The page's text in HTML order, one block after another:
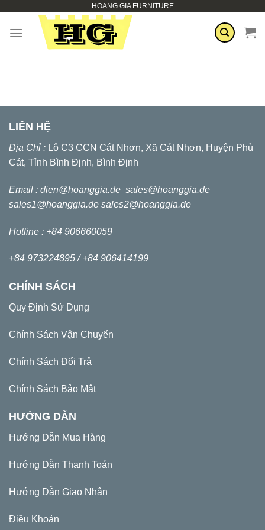
springen
HOANG GIA FURNITURE
LIÊN HỆ
Địa Chỉ : Lô C3 CCN Cát Nhơn, Xã Cát Nhơn, Huyện Phù
Cát, Tỉnh Bình Định, Bình Định
Email : dien@hoanggia.de sales@hoanggia.de
sales1@hoanggia.de sales2@hoanggia.de
Hotline : +84 906660059
+84 973224895 /+84 906414199
CHÍNH SÁCH
Quy Định Sử Dụng
Chính Sách Vận Chuyển
Chính Sách Đổi Trả
Chính Sách Bảo Mật
HƯỚNG DẪN
Hướng Dẫn Mua Hàng
Hướng Dẫn Thanh Toán
Hướng Dẫn Giao Nhận
Điều Khoản